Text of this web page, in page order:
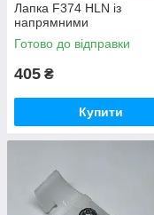
Лапка F374 HLN із
напрямними
Готово до відправки
405 ₴
Купити